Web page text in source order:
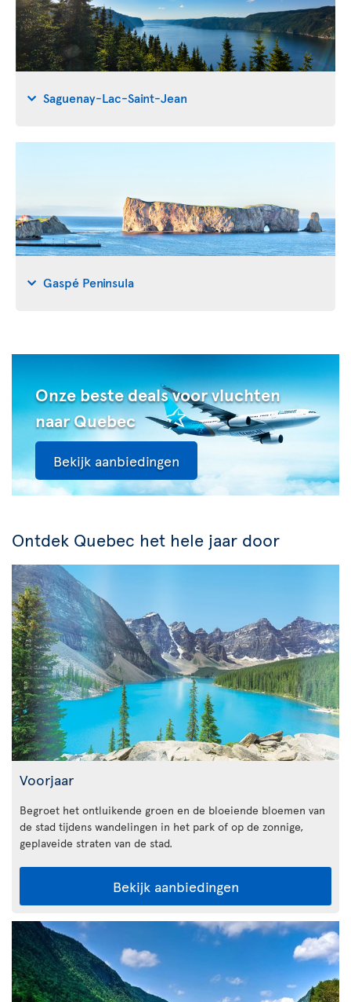
Saguenay-Lac-Saint-Jean
Gaspé Peninsula
Onze beste deals voor vluchten
naar Quebec
Bekijk aanbiedingen
Ontdek Quebec het hele jaar door
Voorjaar
Begroet het ontluikende groen en de bloeiende bloemen van
de stad tijdens wandelingen in het park of op de zonnige,
geplaveide straten van de stad.
Bekijk aanbiedingen